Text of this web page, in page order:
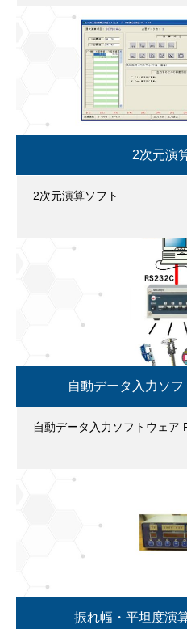
2次元演
2次元演算ソフト
自動データ入力ソ
自動データ入力ソフトウェア
振れ幅・平坦度演